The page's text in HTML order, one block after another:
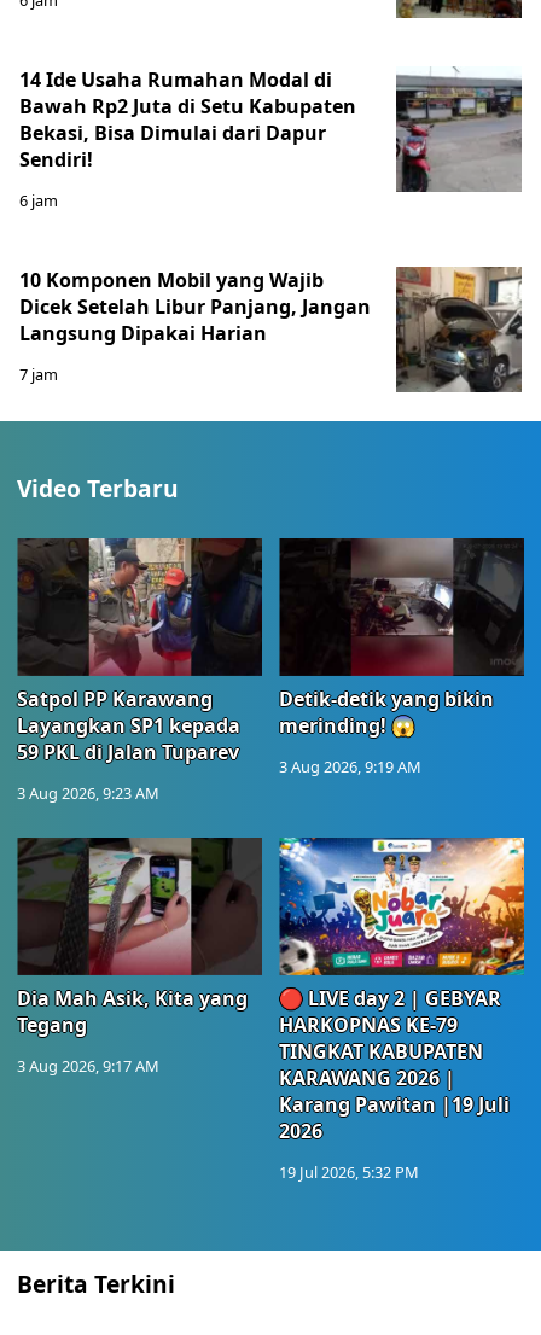
14 Ide Usaha Rumahan Modal di
Bawah Rp2 Juta di Setu Kabupaten
Bekasi, Bisa Dimulai dari Dapur
Sendiri!
6 jam
10 Komponen Mobil yang Wajib
Dicek Setelah Libur Panjang, Jangan
Langsung Dipakai Harian
7 jam
Video Terbaru
Satpol PP Karawang
Layangkan SP1 kepada
59 PKL di Jalan Tuparev
3 Aug 2026, 9:23 AM
Detik-detik yang bikin
merinding! 😱
3 Aug 2026, 9:19 AM
Dia Mah Asik, Kita yang
Tegang
3 Aug 2026, 9:17 AM
🔴 LIVE day 2 | GEBYAR
HARKOPNAS KE-79
TINGKAT KABUPATEN
KARAWANG 2026 |
Karang Pawitan |19 Juli
2026
19 Jul 2026, 5:32 PM
Berita Terkini